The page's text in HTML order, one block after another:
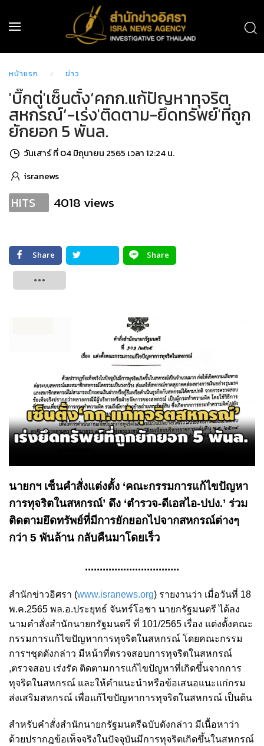
หน้าแรก ข่าว
'บิ๊กตู่'เซ็นตั้ง‘คกก.แก้ปัญหาทุจริต
สหกรณ์’-เร่ง'ติดตาม-ยึดทรัพย์'ที่ถูก
ยักยอก 5 พันล.
วันเสาร์ ที่ 04 มิถุนายน 2565 เวลา 12:24 น.
isranews
HITS 4018 views
Share
Share
นายกฯ เซ็นคำสั่งแต่งตั้ง ‘คณะกรรมการแก้ไขปัญหา
การทุจริตในสหกรณ์’ ดึง ‘ตำรวจ-ดีเอสไอ-ปปง.’ ร่วม
ติดตามยึดทรัพย์ที่มีการยักยอกไปจากสหกรณ์ต่างๆ
กว่า 5 พันล้าน กลับคืนมาโดยเร็ว
................................
สำนักข่าวอิศรา (www.isranews.org) รายงานว่า เมื่อวันที่ 18
พ.ค.2565 พล.อ.ประยุทธ์ จันทร์โอชา นายกรัฐมนตรี ได้ลง
นามคำสั่งสำนักนายกรัฐมนตรี ที่ 101/2565 เรื่อง แต่งตั้งคณะ
กรรมการแก้ไขปัญหาการทุจริตในสหกรณ์ โดยคณะกรรม
การฯชุดดังกล่าว มีหน้าที่ตรวจสอบการทุจริตในสหกรณ์
,ตรวจสอบ เร่งรัด ติดตามการแก้ไขปัญหาที่เกิดขึ้นจากการ
ทุจริตในสหกรณ์ และให้คำแนะนำหรือข้อเสนอแนะแก่กรม
ส่งเสริมสหกรณ์ เพื่อแก้ไขปัญหาการทุจริตในสหกรณ์ เป็นต้น
สำหรับคำสั่งสำนักนายกรัฐมนตรีฉบับดังกล่าว มีเนื้อหาว่า
ด้วยปรากฎข้อเท็จจริงในปัจจุบันมีการทุจริตเกิดขึ้นในสหกรณ์